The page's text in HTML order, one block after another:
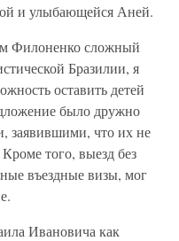
и улыбающейся Аней.
Филоненко сложный
Бразилии, я
оставить детей
было дружно
заявившими, что их не
того, выезд без
въездные визы, мог
Ивановича как